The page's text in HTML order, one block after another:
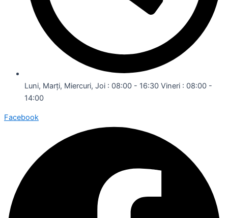
Luni, Marți, Miercuri, Joi : 08:00 - 16:30 Vineri : 08:00 -
14:00
Facebook